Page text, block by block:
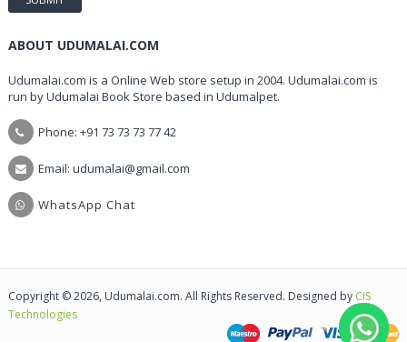
ABOUT UDUMALAI.COM
Udumalai.com is a Online Web store setup in 2004. Udumalai.com is
run by Udumalai Book Store based in Udumalpet.
Phone: +91 73 73 73 77 42
Email: udumalai@gmail.com
WhatsApp Chat
Copyright © 2026, Udumalai.com. All Rights Reserved. Designed by CIS
Technologies